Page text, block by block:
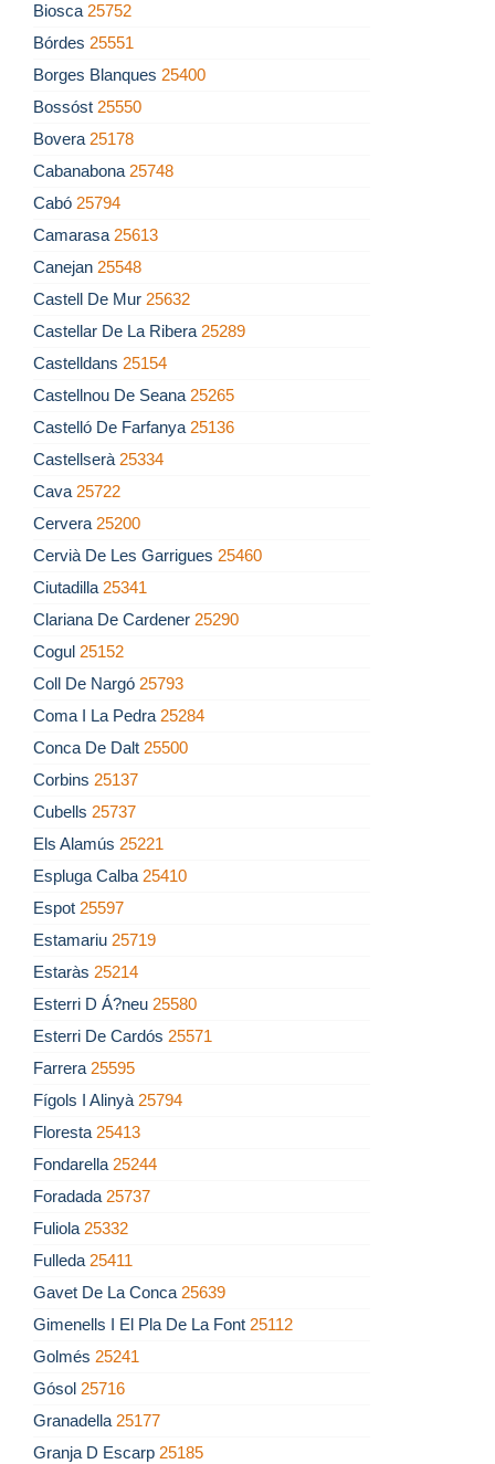
Biosca 25752
Bórdes 25551
Borges Blanques 25400
Bossóst 25550
Bovera 25178
Cabanabona 25748
Cabó 25794
Camarasa 25613
Canejan 25548
Castell De Mur 25632
Castellar De La Ribera 25289
Castelldans 25154
Castellnou De Seana 25265
Castelló De Farfanya 25136
Castellserà 25334
Cava 25722
Cervera 25200
Cervià De Les Garrigues 25460
Ciutadilla 25341
Clariana De Cardener 25290
Cogul 25152
Coll De Nargó 25793
Coma I La Pedra 25284
Conca De Dalt 25500
Corbins 25137
Cubells 25737
Els Alamús 25221
Espluga Calba 25410
Espot 25597
Estamariu 25719
Estaràs 25214
Esterri D Á?neu 25580
Esterri De Cardós 25571
Farrera 25595
Fígols I Alinyà 25794
Floresta 25413
Fondarella 25244
Foradada 25737
Fuliola 25332
Fulleda 25411
Gavet De La Conca 25639
Gimenells I El Pla De La Font 25112
Golmés 25241
Gósol 25716
Granadella 25177
Granja D Escarp 25185